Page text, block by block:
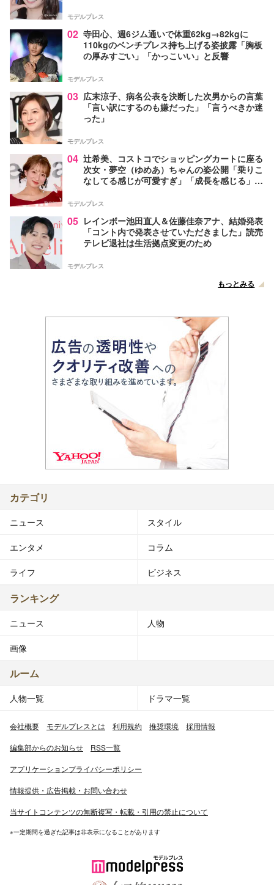
モデルプレス
02 寺田心、週6ジム通いで体重62kg→82kgに
110kgのベンチプレス持ち上げる姿披露「胸板
の厚みすごい」「かっこいい」と反響
モデルプレス
03 広末涼子、病名公表を決断した次男からの言葉
「言い訳にするのも嫌だった」「言うべきか迷
った」
モデルプレス
04 辻希美、コストコでショッピングカートに座る
次女・夢空（ゆめあ）ちゃんの姿公開「乗りこ
なしてる感じが可愛すぎ」「成長を感じる」の
モデルプレス
05 レインボー池田直人＆佐藤佳奈アナ、結婚発表
「コント内で発表させていただきました」読売
テレビ退社は生活拠点変更のため
モデルプレス
もっとみる
カテゴリ
ニュース スタイル
エンタメ コラム
ライフ ビジネス
ランキング
ニュース 人物
画像
ルーム
人物一覧 ドラマ一覧
会社概要 モデルプレスとは 利用規約 推奨環境 採用情報
編集部からのお知らせ RSS一覧
アプリケーションプライバシーポリシー
情報提供・広告掲載・お問い合わせ
当サイトコンテンツの無断複写・転載・引用の禁止について
※一定期間を過ぎた記事は非表示になることがあります